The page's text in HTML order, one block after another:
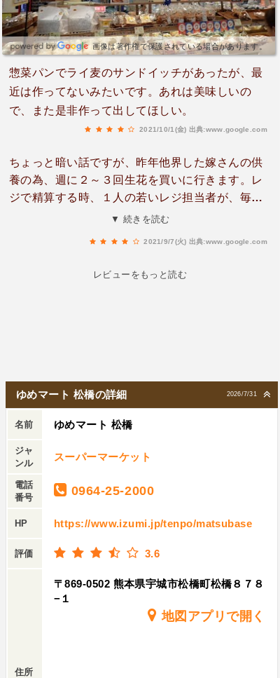
画像は著作権で保護されている場合があります。
惣菜パンでライ麦のサンドイッチがあったが、最
近は作ってないみたいです。あれは美味しいの
で、また是非作って出してほしい。
2021/10/1(金) 出典:www.google.com
ちょっと暗い話ですが、昨年他界した嫁さんの供
養の為、週に２～３回生花を買いに行きます。レ
ジで精算する時、１人の若いレジ担当者が、毎回
茎の下の部分に必ずビニールを被せてくれて、水
子がいないか探してます❗
▼ 続きを読む
2021/9/7(火) 出典:www.google.com
レビューをもっと読む
2026/7/31
ゆめマート 松橋の詳細
名前 ゆめマート 松橋
ジャ
ンル
スーパーマーケット
電話
番号
0964-25-2000
HP https://www.izumi.jp/tenpo/matsubase
評価 3.6
住所
〒869-0502 熊本県宇城市松橋町松橋８７８
−１
地図アプリで開く